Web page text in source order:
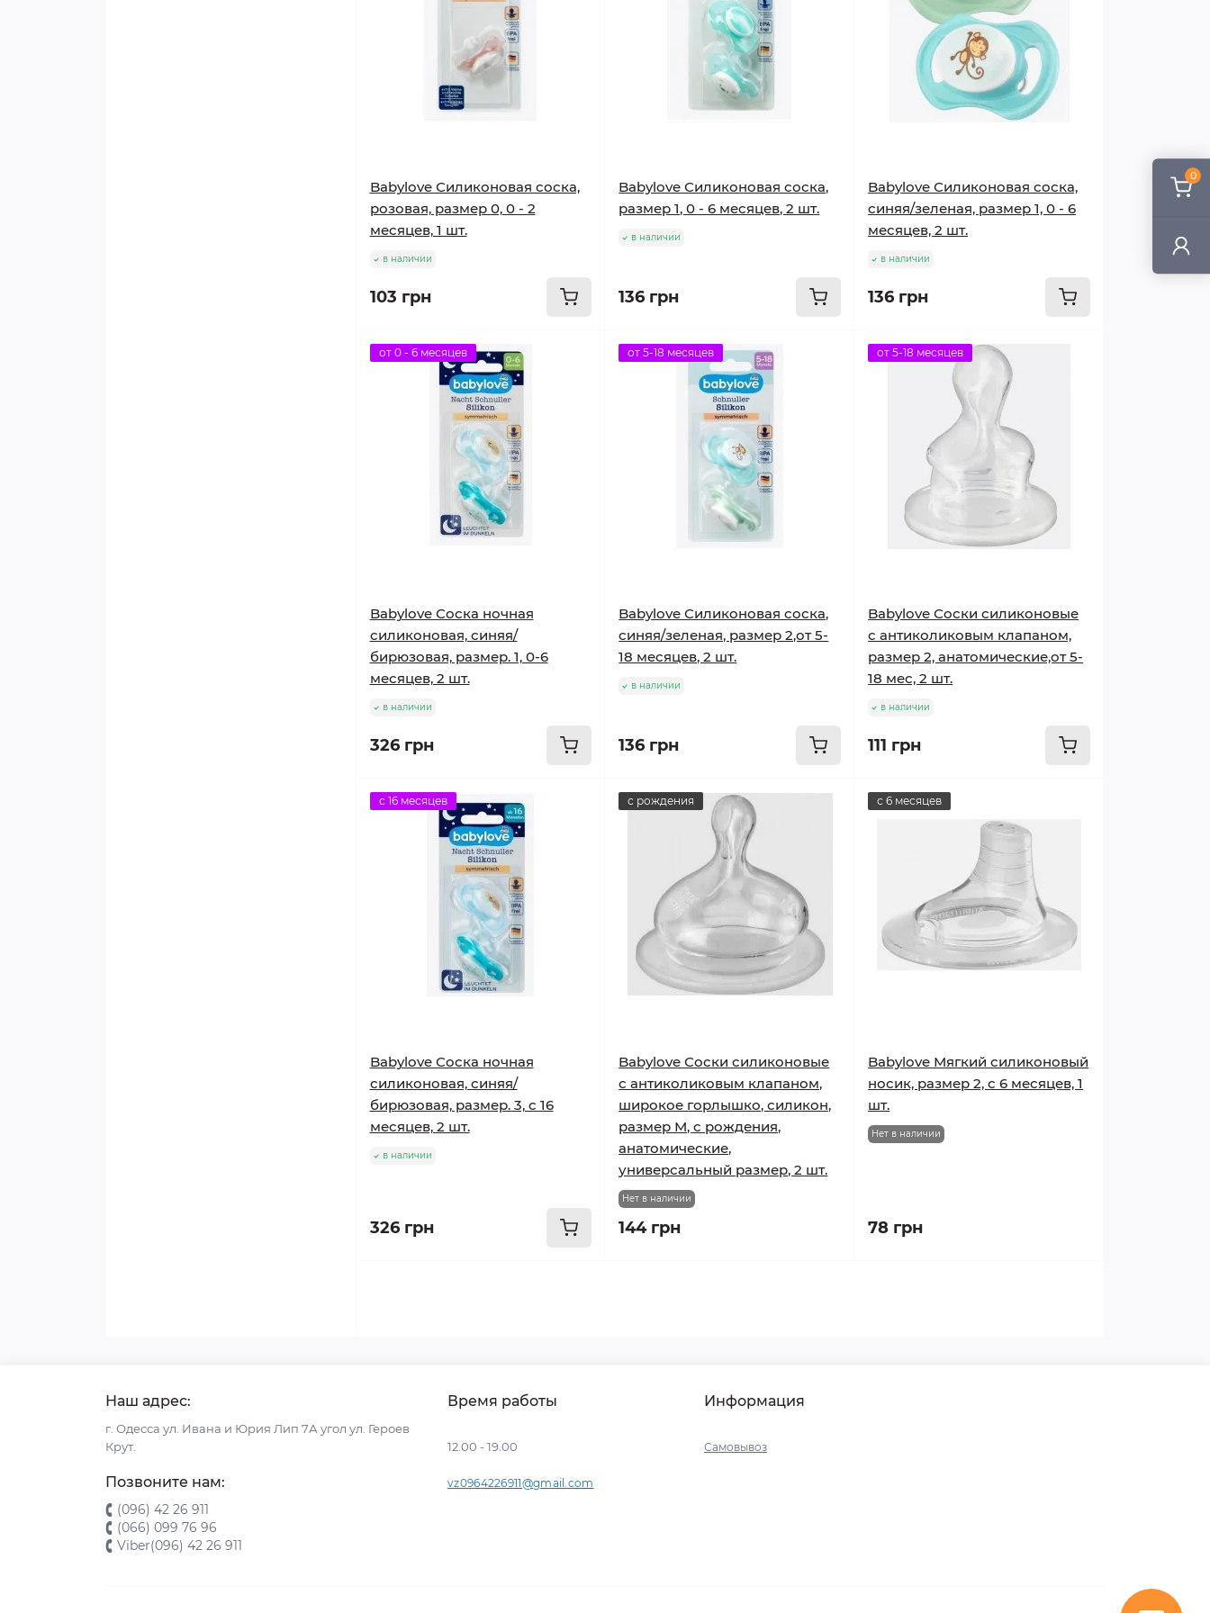
0
Babylove Силиконовая соска,
розовая, размер 0, 0 - 2
месяцев, 1 шт.
в наличии
103 грн
Babylove Силиконовая соска,
размер 1, 0 - 6 месяцев, 2 шт.
в наличии
136 грн
Babylove Силиконовая соска,
синяя/зеленая, размер 1, 0 - 6
месяцев, 2 шт.
в наличии
136 грн
от 0 - 6 месяцев
Babylove Соска ночная
силиконовая, синяя/
бирюзовая, размер. 1, 0-6
месяцев, 2 шт.
в наличии
326 грн
от 5-18 месяцев
Babylove Силиконовая соска,
синяя/зеленая, размер 2,от 5-
18 месяцев, 2 шт.
в наличии
136 грн
от 5-18 месяцев
Babylove Соски силиконовые
с антиколиковым клапаном,
размер 2, анатомические,от 5-
18 мес, 2 шт.
в наличии
111 грн
с 16 месяцев
Babylove Соска ночная
силиконовая, синяя/
бирюзовая, размер. 3, с 16
месяцев, 2 шт.
в наличии
326 грн
с рождения
Babylove Соски силиконовые
с антиколиковым клапаном,
широкое горлышко, силикон,
размер М, с рождения,
анатомические,
универсальный размер, 2 шт.
Нет в наличии
144 грн
с 6 месяцев
Babylove Мягкий силиконовый
носик, размер 2, с 6 месяцев, 1
шт.
Нет в наличии
78 грн
Наш адрес:
г. Одесса ул. Ивана и Юрия Лип 7А угол ул. Героев
Крут.
Позвоните нам:
(096) 42 26 911
(066) 099 76 96
Viber(096) 42 26 911
Время работы
12.00 - 19.00
vz0964226911@gmail.com
Информация
Самовывоз